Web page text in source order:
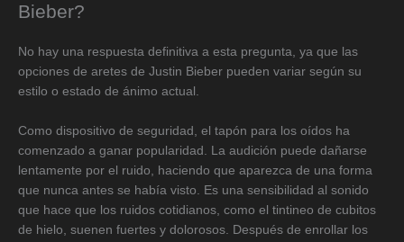
Bieber?
No hay una respuesta definitiva a esta pregunta, ya que las
opciones de aretes de Justin Bieber pueden variar según su
estilo o estado de ánimo actual.
Como dispositivo de seguridad, el tapón para los oídos ha
comenzado a ganar popularidad. La audición puede dañarse
lentamente por el ruido, haciendo que aparezca de una forma
que nunca antes se había visto. Es una sensibilidad al sonido
que hace que los ruidos cotidianos, como el tintineo de cubitos
de hielo, suenen fuertes y dolorosos. Después de enrollar los